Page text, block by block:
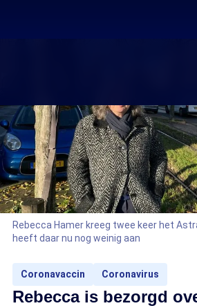
Rebecca Hamer kreeg twee keer het
heeft daar nu nog weinig aan
Coronavaccin Coronavirus
Rebecca is bezorgd